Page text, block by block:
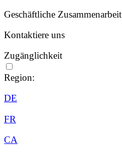
Geschäftliche Zusammenarbeit
Kontaktiere uns
Zugänglichkeit
Region:
DE
FR
CA